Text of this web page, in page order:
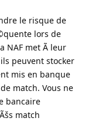
le risque de
lors de
NAF met Ã leur
peuvent stocker
mis en banque
match. Vous ne
bancaire
match